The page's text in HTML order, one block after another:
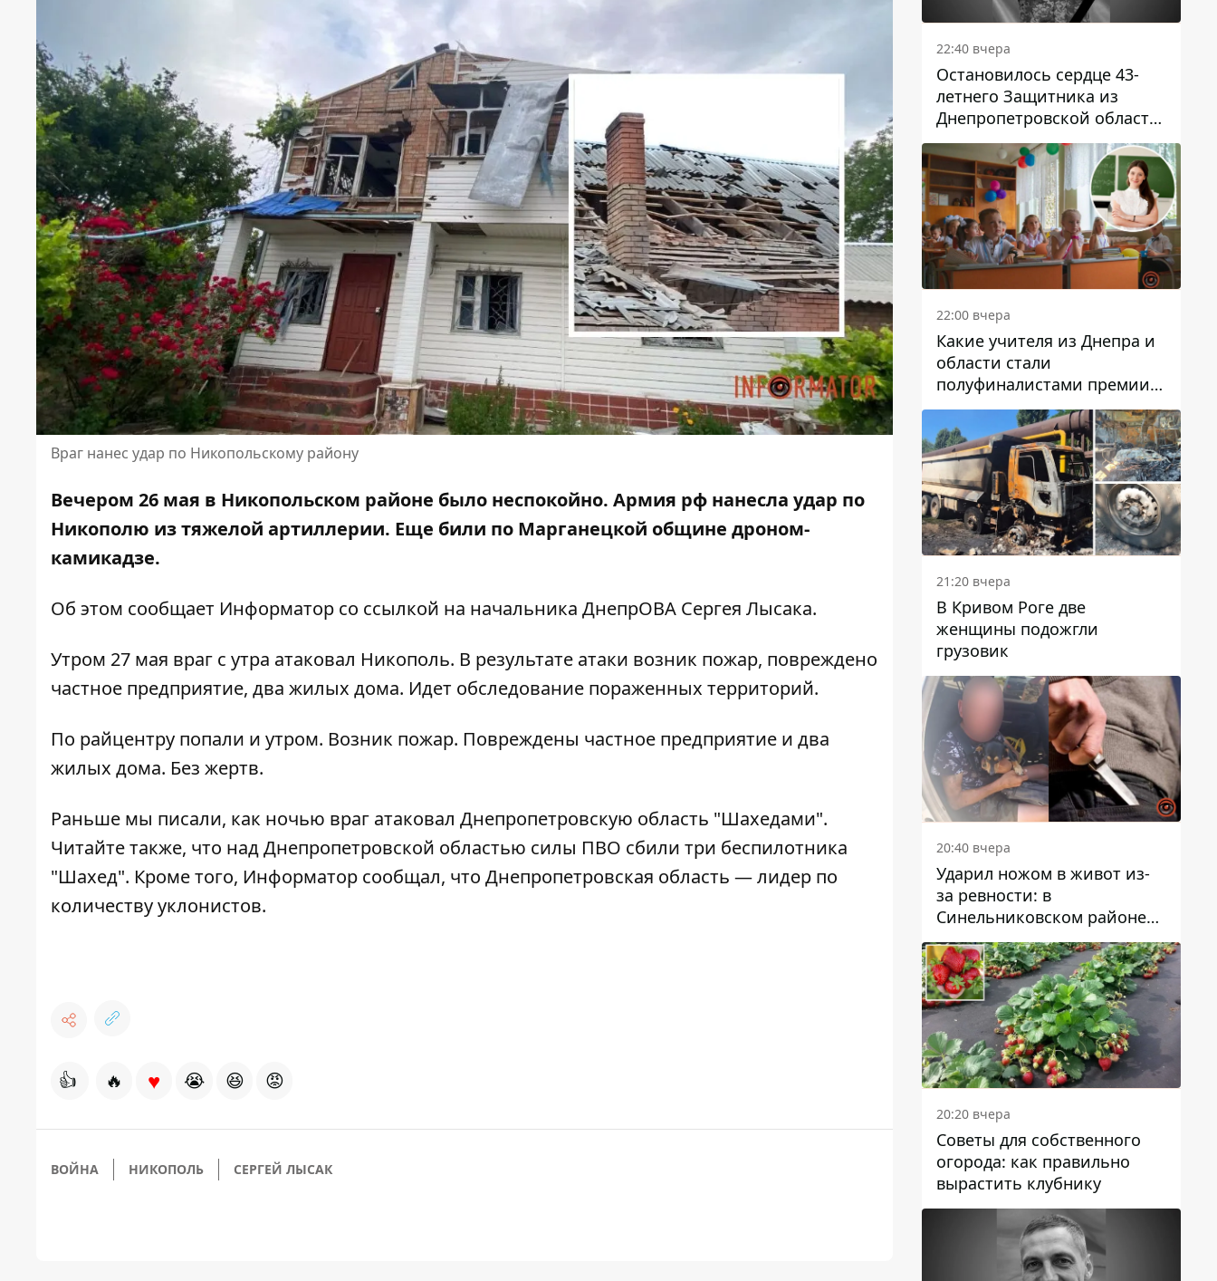
Враг нанес удар по Никопольскому району
Вечером 26 мая в Никопольском районе было неспокойно. Армия рф нанесла удар по
Никополю из тяжелой артиллерии. Еще били по Марганецкой общине дроном-
камикадзе.
Об этом сообщает Информатор со ссылкой на начальника ДнепрОВА Сергея Лысака.
Утром 27 мая враг с утра атаковал Никополь. В результате атаки возник пожар, повреждено
частное предприятие, два жилых дома. Идет обследование пораженных территорий.
По райцентру попали и утром. Возник пожар. Повреждены частное предприятие и два
жилых дома. Без жертв.
Раньше мы писали, как ночью враг атаковал Днепропетровскую область "Шахедами".
Читайте также, что над Днепропетровской областью силы ПВО сбили три беспилотника
"Шахед". Кроме того, Информатор сообщал, что Днепропетровская область —лидер по
количеству уклонистов.
👍 🔥 ♥ 😭 😆 😡
ВОЙНА НИКОПОЛЬ СЕРГЕЙ ЛЫСАК
22:40 вчера
Остановилось сердце 43-
летнего Защитника из
Днепропетровской области
Евгения Зинченко
22:00 вчера
Какие учителя из Днепра и
области стали
полуфиналистами премии
Global Teacher Prize Ukraine
2026
21:20 вчера
В Кривом Роге две
женщины подожгли
грузовик
20:40 вчера
Ударил ножом в живот из-
за ревности: в
Синельниковском районе
задержали 49-летнего
мужчину за убийство
20:20 вчера
Советы для собственного
огорода: как правильно
вырастить клубнику